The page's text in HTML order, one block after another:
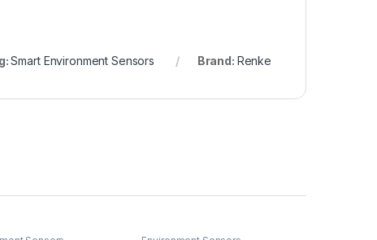
Smart Environment Sensors Brand: Renke